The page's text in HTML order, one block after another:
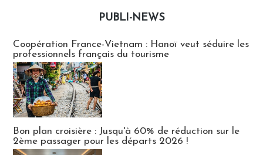
PUBLI-NEWS
Coopération France-Vietnam : Hanoï veut séduire les
professionnels français du tourisme
Bon plan croisière : Jusqu'à 60% de réduction sur le
2ème passager pour les départs 2026 !